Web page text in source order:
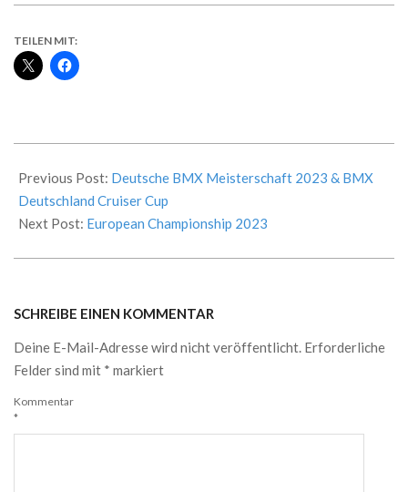
TEILEN MIT:
07-
02
Previous Post: Deutsche BMX Meisterschaft 2023 & BMX
Deutschland Cruiser Cup
Next Post: European Championship 2023
SCHREIBE EINEN KOMMENTAR
Deine E-Mail-Adresse wird nicht veröffentlicht. Erforderliche
Felder sind mit * markiert
Kommentar
*